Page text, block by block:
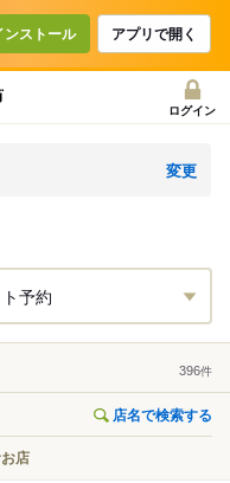
ンストール アプリで開く
ログイン
変更
予約
396件
店名で検索する
店